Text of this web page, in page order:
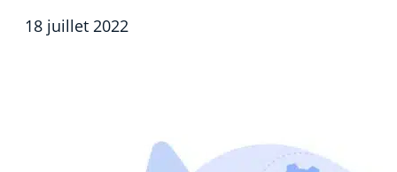
18 juillet 2022